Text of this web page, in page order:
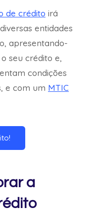
de crédito irá
entidades
apresentando-
seu crédito e,
condições
e com um MTIC
a